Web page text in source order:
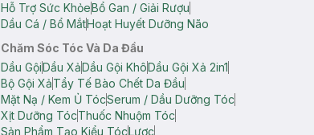
Hỗ Trợ Sức KhỏeBổ Gan / Giải Rượu
Dầu Cá / Bổ MắtHoạt Huyết Dưỡng Não
Chăm Sóc Tóc Và Da Đầu
Dầu GộiDầu XảDầu Gội KhôDầu Gội Xả 2in1
Bộ Gội XảTẩy Tế Bào Chết Da Đầu
Mặt Nạ / Kem Ủ TócSerum / Dầu Dưỡng Tóc
Xịt Dưỡng TócThuốc Nhuộm Tóc
Sản Phẩm Tạo Kiểu TócLược